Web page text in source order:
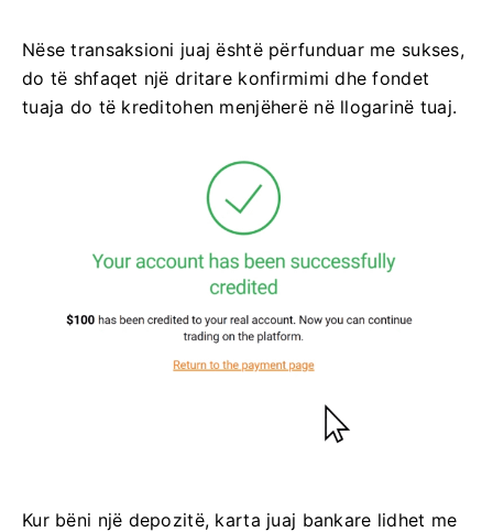
Nëse transaksioni juaj është përfunduar me sukses,
do të shfaqet një dritare konfirmimi dhe fondet
tuaja do të kreditohen menjëherë në llogarinë tuaj.
Kur bëni një depozitë, karta juaj bankare lidhet me